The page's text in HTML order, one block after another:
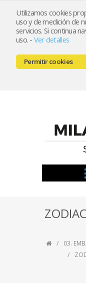
Utilizamos cookies
uso y de medición de
servicios. Si continua
uso. - Ver detalles
Permitir cookies
03.